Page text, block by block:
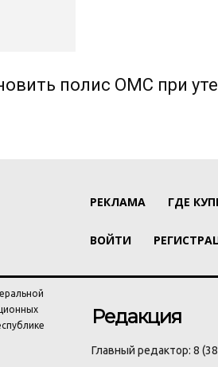
полис ОМС при
РЕКЛАМА ГДЕ
ВОЙТИ
Редакция
Главный редактор: 8